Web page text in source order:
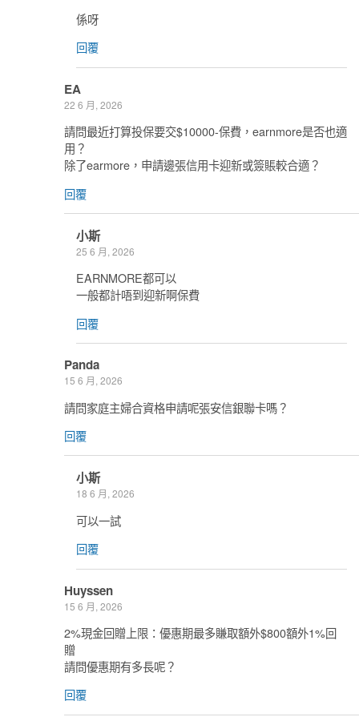
係呀
回覆
EA
22 6 月, 2026
請問最近打算投保要交$10000-保費，earnmore是否也適
用？
除了earmore，申請邊張信用卡迎新或簽賬較合適？
回覆
小斯
25 6 月, 2026
EARNMORE都可以
一般都計唔到迎新啊保費
回覆
Panda
15 6 月, 2026
請問家庭主婦合資格申請呢張安信銀聯卡嗎？
回覆
小斯
18 6 月, 2026
可以一試
回覆
Huyssen
15 6 月, 2026
2%現金回贈上限：優惠期最多賺取額外$800額外1%回
贈
請問優惠期有多長呢？
回覆